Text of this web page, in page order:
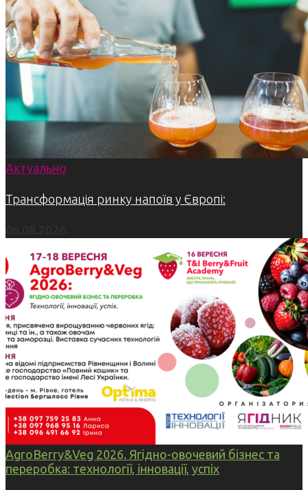
Актуально
Трансформація ринку напоїв у Європі:
AgroBerry&Veg 2026. Ягідно-овочевий бізнес та
переробка: технології, інновації, успіх